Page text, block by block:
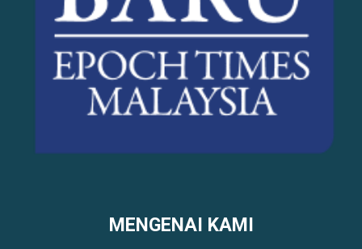
MENGENAI KAMI